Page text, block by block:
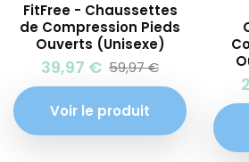
FitFree - Chaussettes
de Compression Pieds
Ouverts (Unisexe)
Prix
59,97 €Prix
soldé
39,97 €
Voir le produit